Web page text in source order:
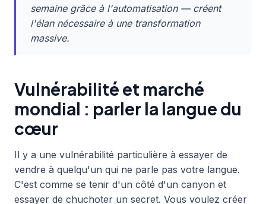
semaine grâce à l'automatisation — créent
l'élan nécessaire à une transformation
massive.
Vulnérabilité et marché
mondial : parler la langue du
cœur
Il y a une vulnérabilité particulière à essayer de
vendre à quelqu'un qui ne parle pas votre langue.
C'est comme se tenir d'un côté d'un canyon et
essayer de chuchoter un secret. Vous voulez créer